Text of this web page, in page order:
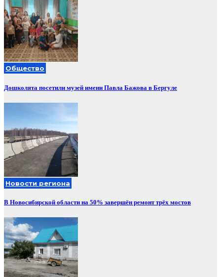
Общество
Дошколята посетили музей имени Павла Бажова в Бергуле
Новости региона
В Новосибирской области на 50% завершён ремонт трёх мостов